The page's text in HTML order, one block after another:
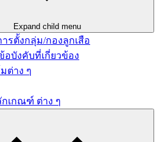
Expand child menu
รตั้งกลุ่ม/กองลูกเสือ
อบังคับที่เกี่ยวข้อง
ต่าง ๆ
กเกณฑ์ ต่าง ๆ